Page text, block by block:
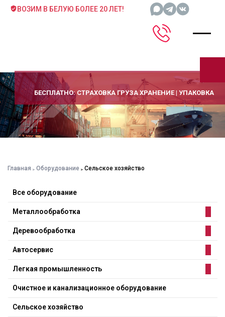
ВОЗИМ В БЕЛУЮ БОЛЕЕ 20 ЛЕТ!
БЕСПЛАТНО: СТРАХОВКА ГРУЗА ХРАНЕНИЕ | УПАКОВКА
Главная Оборудование Сельское хозяйство
Все оборудование
Металлообработка
Деревообработка
Автосервис
Легкая промышленность
Очистное и канализационное оборудование
Сельское хозяйство